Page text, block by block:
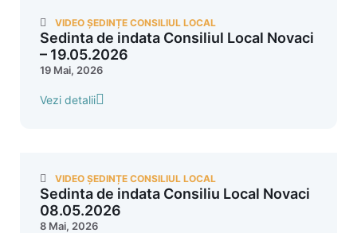
VIDEO ȘEDINȚE CONSILIUL LOCAL
Sedinta de indata Consiliul Local Novaci
– 19.05.2026
19 Mai, 2026
Vezi detalii
VIDEO ȘEDINȚE CONSILIUL LOCAL
Sedinta de indata Consiliu Local Novaci
08.05.2026
8 Mai, 2026